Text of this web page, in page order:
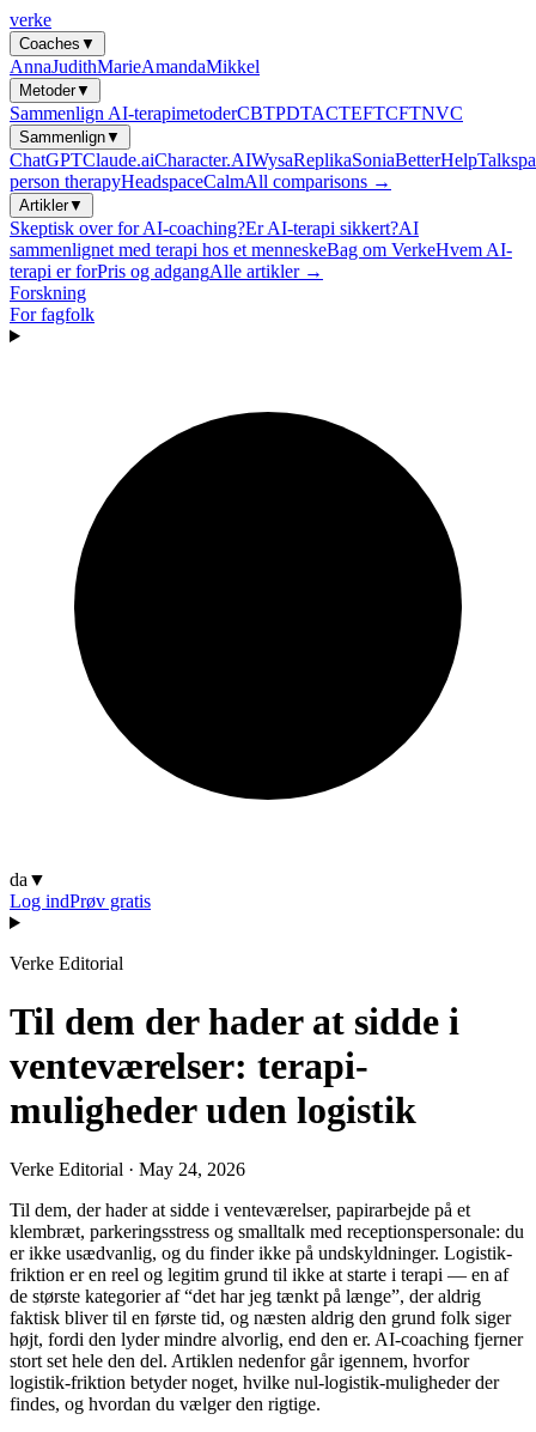
verke
Coaches ▼
AnnaJudithMarieAmandaMikkel
Metoder▼
Sammenlign AI-terapimetoderCBTPDTACTEFTCFTNVC
Sammenlign▼
ChatGPTClaude.aiCharacter.AIWysaReplikaSoniaBetterHelp
person therapyHeadspaceCalmAll comparisons →
Artikler▼
Skeptisk over for AI-coaching?Er AI-terapi sikkert?AI
sammenlignet med terapi hos et menneskeBag om VerkeHvem AI-
terapi er forPris og adgangAlle artikler →
Forskning
For fagfolk
da ▼
Log indPrøv gratis
Verke Editorial
Til dem der hader at sidde i
venteværelser: terapi-
muligheder uden logistik
Verke Editorial · May 24, 2026
Til dem, der hader at sidde i venteværelser, papirarbejde på et
klembræt, parkeringsstress og smalltalk med receptionspersonale: du
er ikke usædvanlig, og du finder ikke på undskyldninger. Logistik-
friktion er en reel og legitim grund til ikke at starte i terapi — en af
de største kategorier af “det har jeg tænkt på længe”, der aldrig
faktisk bliver til en første tid, og næsten aldrig den grund folk siger
højt, fordi den lyder mindre alvorlig, end den er. AI-coaching fjerner
stort set hele den del. Artiklen nedenfor går igennem, hvorfor
logistik-friktion betyder noget, hvilke nul-logistik-muligheder der
findes, og hvordan du vælger den rigtige.